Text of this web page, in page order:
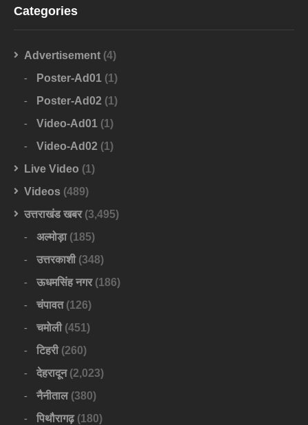
Categories
Advertisement (4)
Poster-Ad01 (1)
Poster-Ad02 (1)
Video-Ad01 (1)
Video-Ad02 (1)
Live Video (1)
Videos (489)
उत्तराखंड खबर(3,495)
अल्मोड़ा(185)
उत्तरकाशी(348)
ऊधमसिंह नगर(186)
चंपावत(126)
चमोली(451)
टिहरी(260)
देहरादून(2,023)
नैनीताल(380)
पिथौरागढ़(180)